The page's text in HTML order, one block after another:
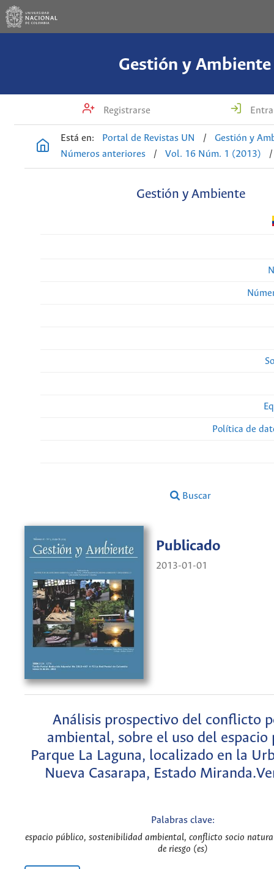
Gestión y Ambiente
Registrarse
Está en: Portal de Revistas UN /
Gestión y
Números anteriores
/ Vol. 16 Núm. 1 (2013) /
Gestión y Ambiente
Política de
Buscar
Publicado
2013-01-01
Análisis prospectivo del conflicto
ambiental, sobre el uso del espacio
Parque La Laguna, localizado en la
Nueva Casarapa, Estado
Palabras clave:
espacio público, sostenibilidad ambiental, conflicto socio
de riesgo (es)